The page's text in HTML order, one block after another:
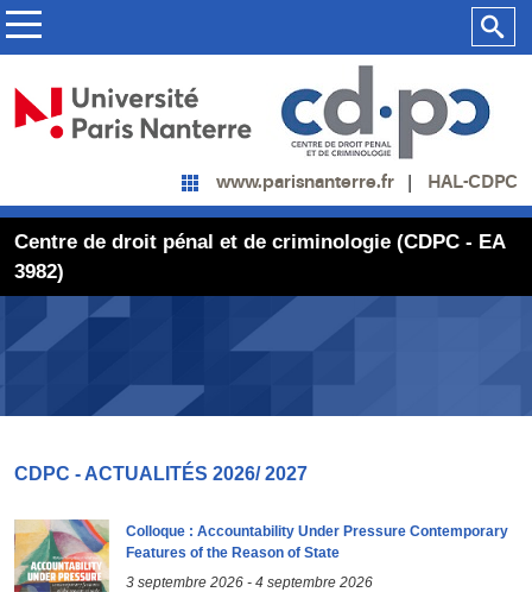
www.parisnanterre.fr HAL-CDPC
Centre de droit pénal et de criminologie (CDPC - EA
3982)
CDPC - ACTUALITÉS 2026/ 2027
Colloque : Accountability Under Pressure Contemporary
Features of the Reason of State
3 septembre 2026 - 4 septembre 2026